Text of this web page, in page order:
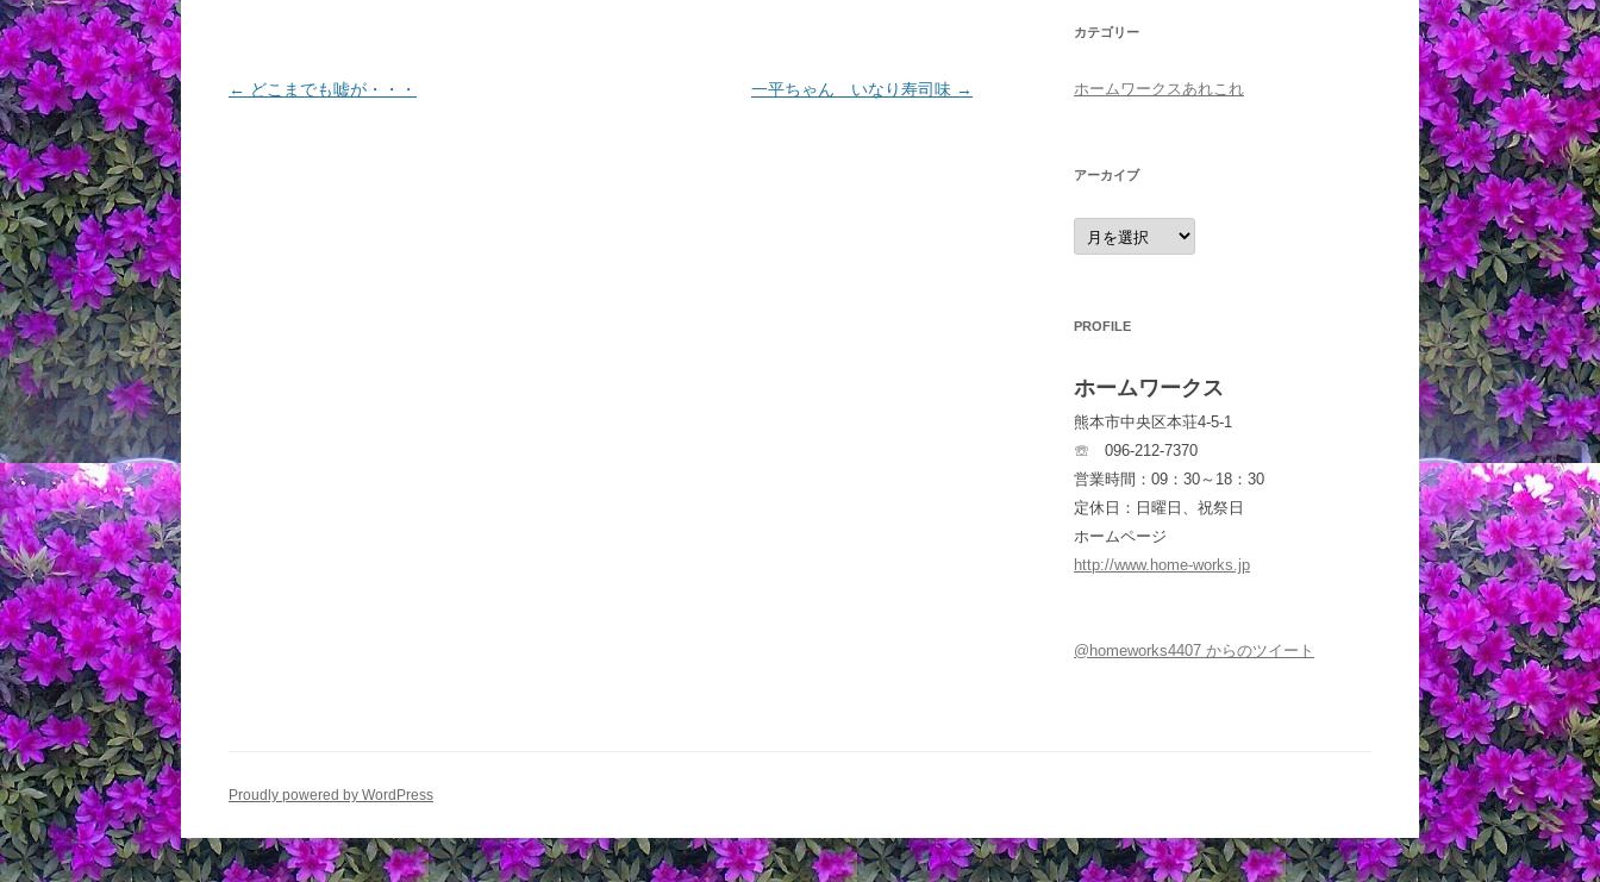
投
← どこまでも嘘が・・・ 一平ちゃん いなり寿司味 →
カテゴリー
ホームワークスあれこれ
アーカイブ
ア
ー
カ
PROFILE
ホームワークス
熊本市中央区本荘4-5-1
☏ 096-212-7370
営業時間：09：30～18：30
定休日：日曜日、祝祭日
ホームページ
http://www.home-works.jp
@homeworks4407 からのツイート
Proudly powered by WordPress